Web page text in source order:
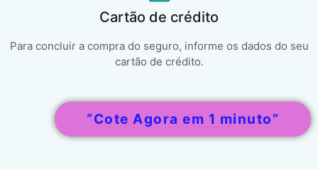
Cartão de crédito
Para concluir a compra do seguro, informe os dados do seu
cartão de crédito.
“Cote Agora em 1 minuto”